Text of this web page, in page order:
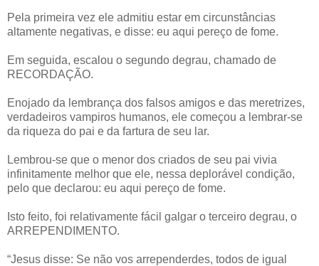
Pela primeira vez ele admitiu estar em circunstâncias
altamente negativas, e disse: eu aqui pereço de fome.
Em seguida, escalou o segundo degrau, chamado de
RECORDAÇÃO.
Enojado da lembrança dos falsos amigos e das meretrizes,
verdadeiros vampiros humanos, ele começou a lembrar-se
da riqueza do pai e da fartura de seu lar.
Lembrou-se que o menor dos criados de seu pai vivia
infinitamente melhor que ele, nessa deplorável condição,
pelo que declarou: eu aqui pereço de fome.
Isto feito, foi relativamente fácil galgar o terceiro degrau, o
ARREPENDIMENTO.
“Jesus disse: Se não vos arrependerdes, todos de igual